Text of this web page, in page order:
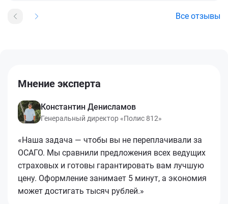
Все отзывы
Мнение эксперта
Константин Денисламов
Генеральный директор «Полис 812»
«Наша задача — чтобы вы не переплачивали за
ОСАГО. Мы сравнили предложения всех ведущих
страховых и готовы гарантировать вам лучшую
цену. Оформление занимает 5 минут, а экономия
может достигать тысяч рублей.»